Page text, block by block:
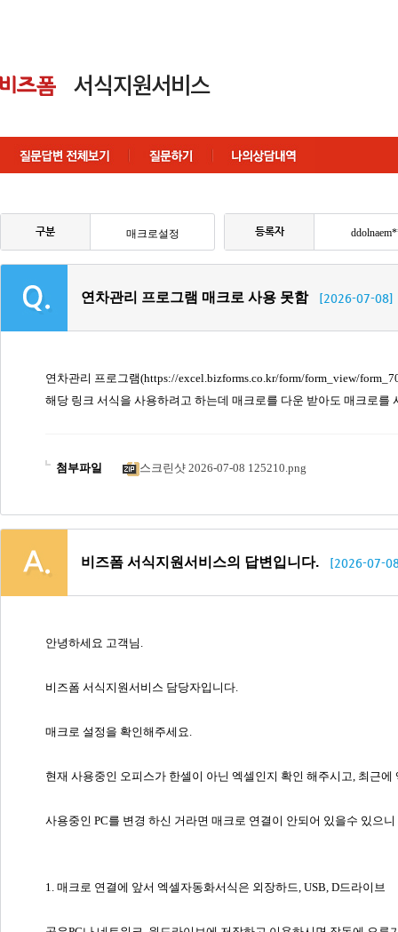
구분 매크로설정 등록자
연차관리 프로그램 매크로 사용 못함 [2026-07-08]
연차관리 프로그램(https://excel.bizforms.co.kr/form/form_view/
해당 링크 서식을 사용하려고 하는데 매크로를 다운 받아도 매크로를
첨부파일 스크린샷 2026-07-08 125210.png
비즈폼 서식지원서비스의 답변입니다. [2026-07-
안녕하세요 고객님.
비즈폼 서식지원서비스 담당자입니다.
매크로 설정을 확인해주세요.
현재 사용중인 오피스가 한셀이 아닌 엑셀인지 확인 해주시고, 최근
사용중인 PC를 변경 하신 거라면 매크로 연결이 안되어 있을수 있으
1. 매크로 연결에 앞서 엑셀자동화서식은 외장하드, USB, D드라이브